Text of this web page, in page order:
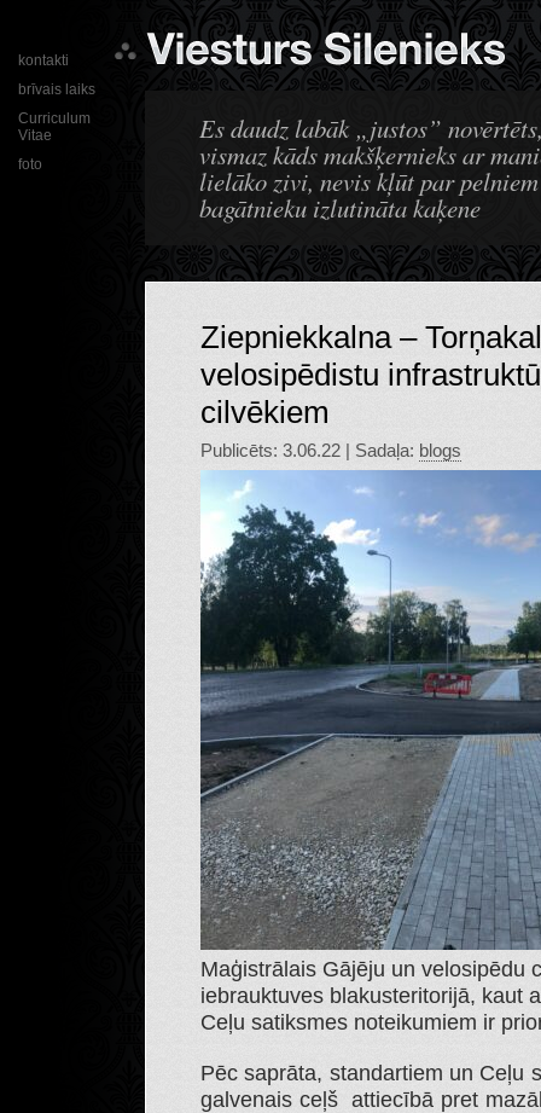
Es daudz labāk „justos”
vismaz kāds makšķernieks ar
lielāko zivi, nevis kļūt par
bagātnieku izlutināta kaķene
kontakti
brīvais laiks
Curriculum
Vitae
foto
Ziepniekkalna –
velosipēdistu
cilvēkiem
Publicēts: 3.06.22 | Sadaļa: blogs
Maģistrālais Gājēju un velosipēdu
iebrauktuves blakusteritorijā, kaut
Ceļu satiksmes noteikumiem ir
Pēc saprāta, standartiem un Ceļu
galvenais ceļš attiecībā pret